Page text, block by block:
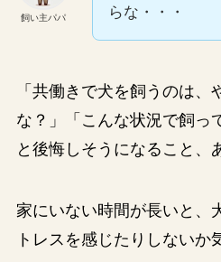
飼い主パパ
らな・・・
「共働きで犬を飼うのは
な？」「こんな状況で飼っ
と後悔しそうになること、
家にいない時間が長いと、
トレスを感じたりしないか